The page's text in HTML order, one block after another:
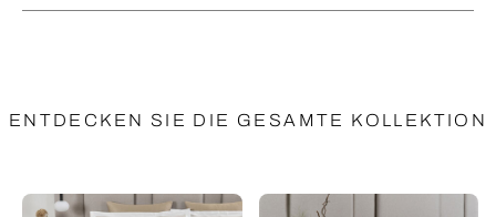
ENTDECKEN SIE DIE GESAMTE KOLLEKTION